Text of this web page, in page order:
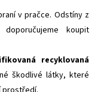
v pračce. Odstíny z
koupit
recyklovaná
škodlivé látky, které